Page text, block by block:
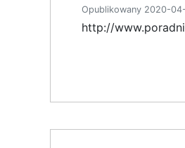
Opublikowany 2020-
http://